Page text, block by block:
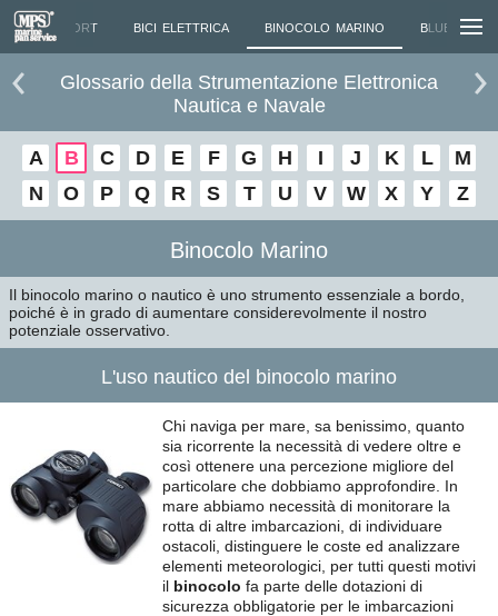
BEAUFORT BICI ELETTRICA BINOCOLO MARINO BLUETOOTH
Glossario della Strumentazione Elettronica
Nautica e Navale
A B C D E F G H I J K L
M
N
O P Q R S T U V W X Y Z
Binocolo Marino
Il binocolo marino o nautico è uno strumento essenziale a bordo,
poiché è in grado di aumentare considerevolmente il nostro
potenziale osservativo.
L'uso nautico del binocolo marino
Chi naviga per mare, sa benissimo, quanto
sia ricorrente la necessità di vedere oltre e
così ottenere una percezione migliore del
particolare che dobbiamo approfondire. In
mare abbiamo necessità di monitorare la
rotta di altre imbarcazioni, di individuare
ostacoli, distinguere le coste ed analizzare
elementi meteorologici, per tutti questi motivi
il binocolo fa parte delle dotazioni di
sicurezza obbligatorie per le imbarcazioni